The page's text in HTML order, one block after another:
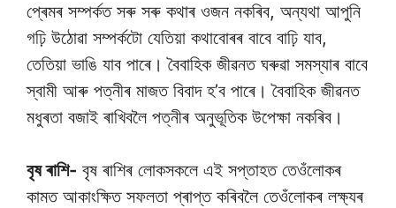
প্ৰেমৰ সম্পৰ্কত সৰু সৰু কথাৰ ওজন নকৰিব, অন্যথা আপুনি
গঢ়ি উঠোৱা সম্পৰ্কটো যেতিয়া কথাবোৰৰ বাবে বাঢ়ি যাব,
তেতিয়া ভাঙি যাব পাৰে। বৈবাহিক জীৱনত ঘৰুৱা সমস্যাৰ বাবে
স্বামী আৰু পত্নীৰ মাজত বিবাদ হ’ব পাৰে। বৈবাহিক জীৱনত
মধুৰতা বজাই ৰাখিবলৈ পত্নীৰ অনুভূতিক উপেক্ষা নকৰিব।
বৃষ ৰাশি- বৃষ ৰাশিৰ লোকসকলে এই সপ্তাহত তেওঁলোকৰ
কামত আকাংক্ষিত সফলতা প্ৰাপ্ত কৰিবলৈ তেওঁলোকৰ লক্ষ্যৰ